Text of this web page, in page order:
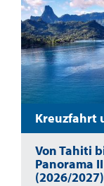
Von Tahiti
Panorama
(2026/2027)